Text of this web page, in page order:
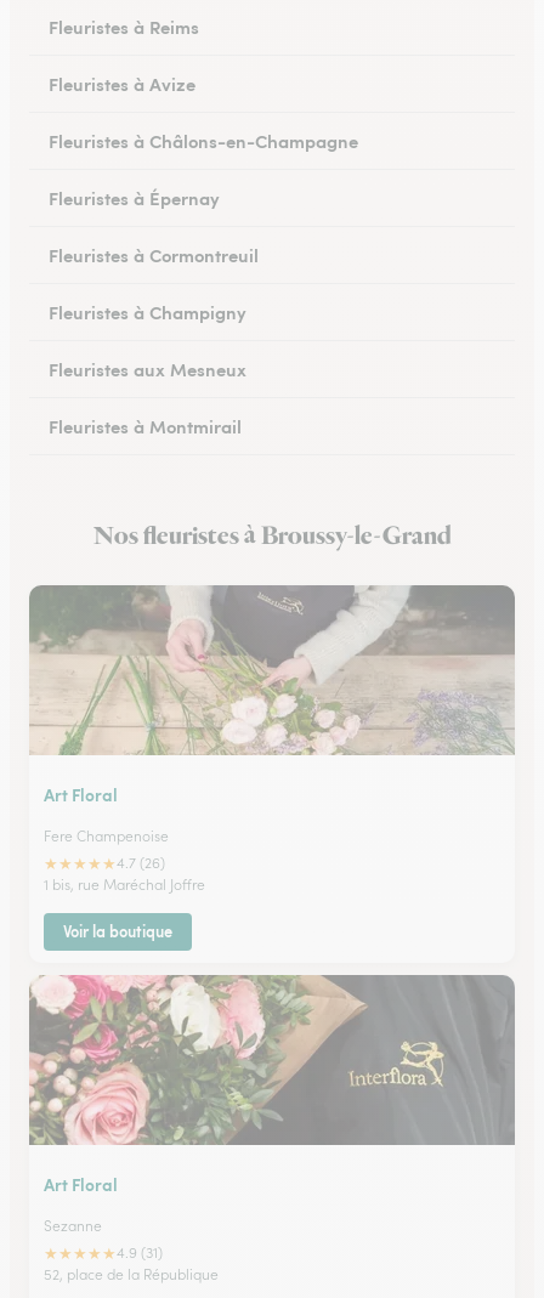
Fleuristes à Reims
Fleuristes à Avize
Fleuristes à Châlons-en-Champagne
Fleuristes à Épernay
Fleuristes à Cormontreuil
Fleuristes à Champigny
Fleuristes aux Mesneux
Fleuristes à Montmirail
Fleuristes à Vitry-le-François
Nos fleuristes à Broussy-le-Grand
Art Floral
Fere Champenoise
★★★★★4.7 (26)
1 bis, rue Maréchal Joffre
Voir la boutique
Art Floral
Sezanne
★★★★★4.9 (31)
52, place de la République